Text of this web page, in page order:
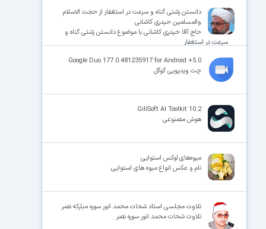
دانستن زشتی گناه و سرعت در استغفار از حجت الاسلام
والمسلمین حیدری کاشانی
حاج آقا حیدری کاشانی با موضوع دانستن زشتی گناه و
سرعت در استغفار
Google Duo 177.0.481235917 for Android +5.0
چت ویدیویی گوگل
GiliSoft AI Toolkit 10.2
هوش مصنوعی
میوه‌های لوکس استوایی
نام و عکس انواع میوه های استوایی
تلاوت مجلسی استاد شحات محمد انور سوره مبارکه نصر
تلاوت شحات محمد انور سوره نصر